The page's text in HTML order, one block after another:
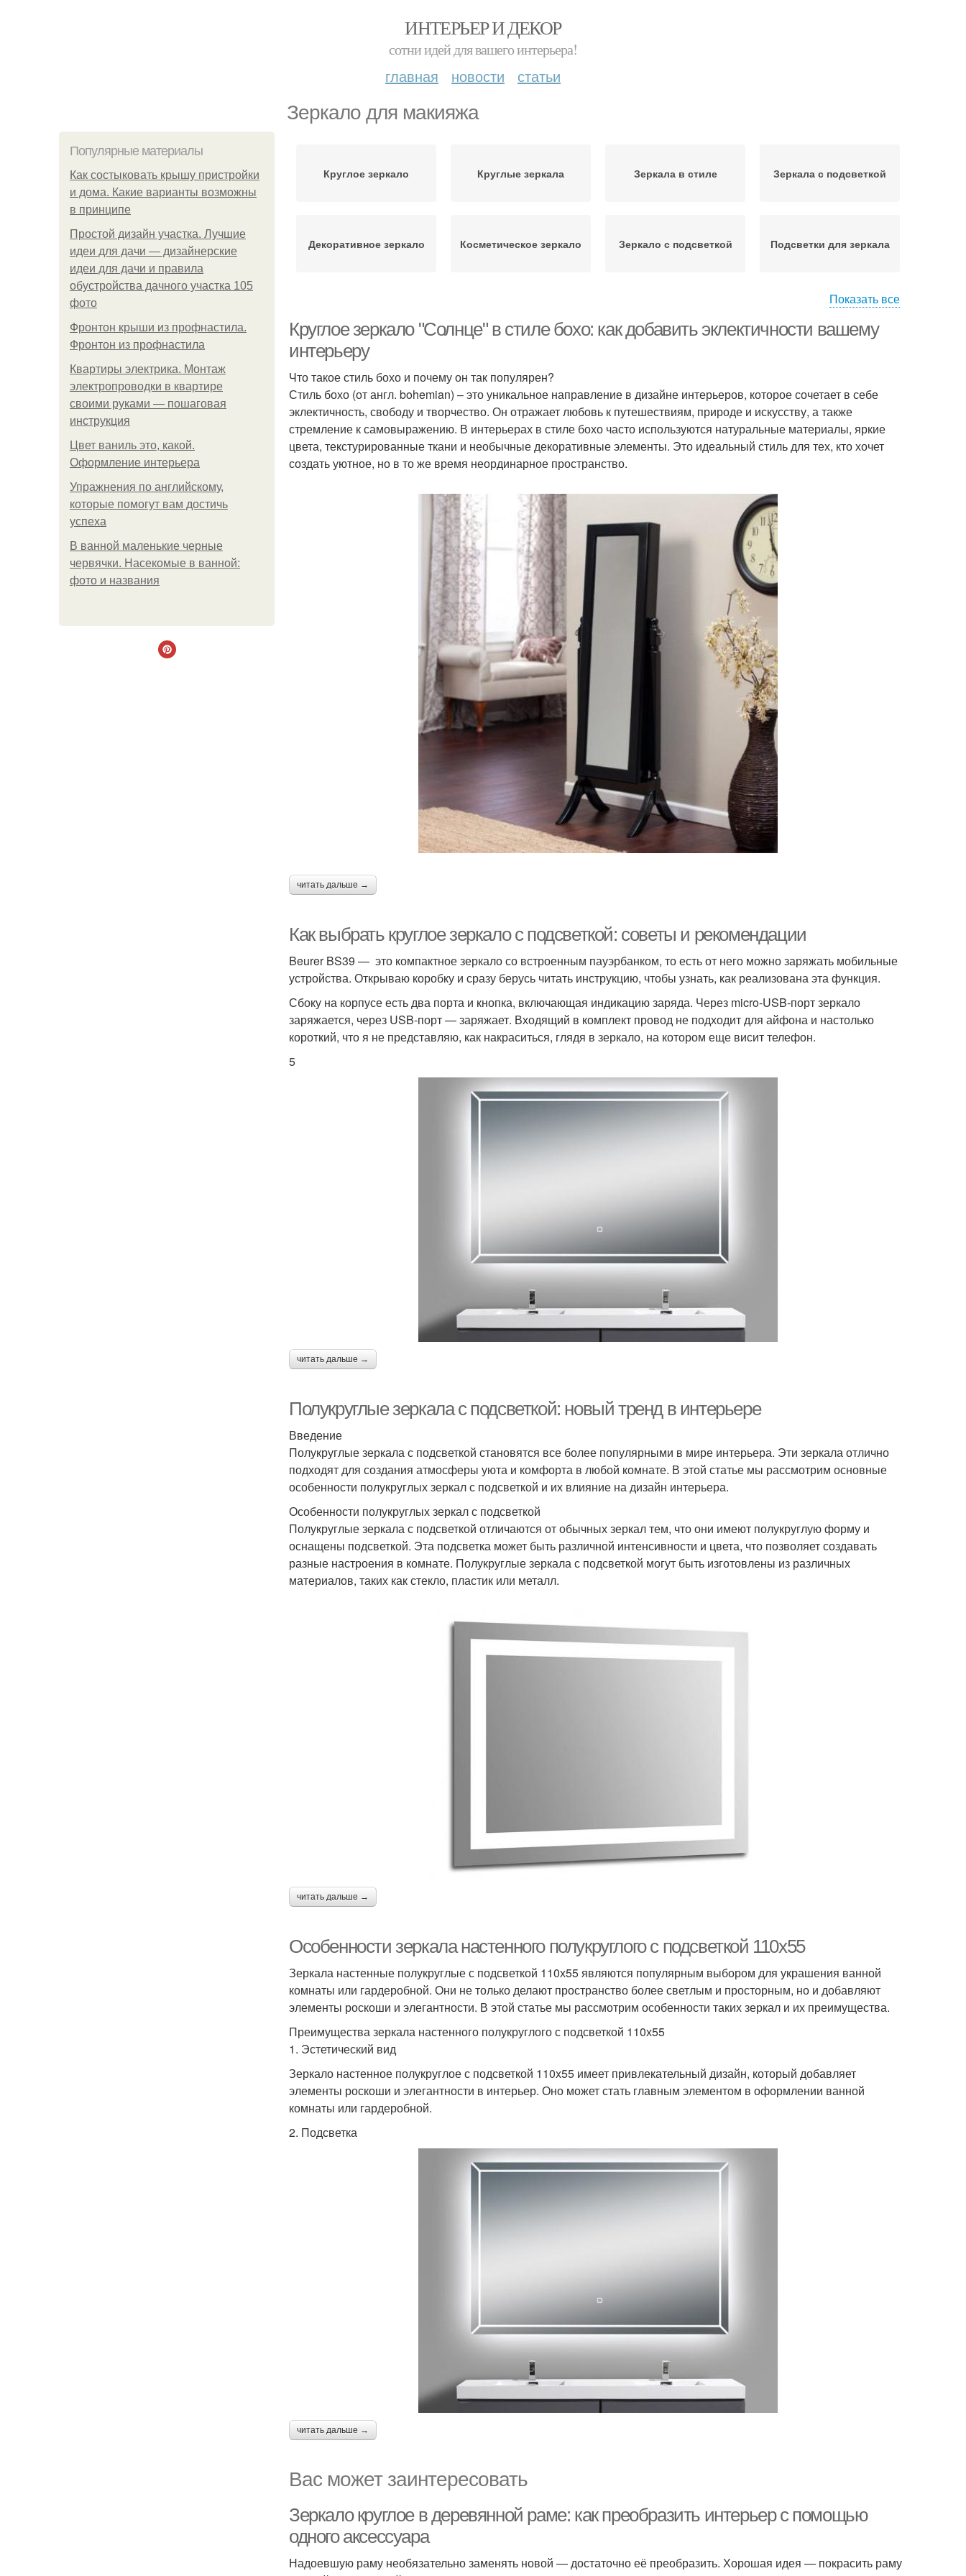
ИНТЕРЬЕР И ДЕКОР
сотни идей для вашего интерьера!
главная новости статьи
Зеркало для макияжа
Популярные материалы
Как состыковать крышу пристройки
и дома. Какие варианты возможны
в принципе
Простой дизайн участка. Лучшие
идеи для дачи — дизайнерские
идеи для дачи и правила
обустройства дачного участка 105
фото
Фронтон крыши из профнастила.
Фронтон из профнастила
Квартиры электрика. Монтаж
электропроводки в квартире
своими руками — пошаговая
инструкция
Цвет ваниль это, какой.
Оформление интерьера
Упражнения по английскому,
которые помогут вам достичь
успеха
В ванной маленькие черные
червячки. Насекомые в ванной:
фото и названия
Круглое зеркало Круглые зеркала Зеркала в стиле Зеркала с подсветкой
Декоративное зеркало Косметическое зеркало Зеркало с подсветкой Подсветки для зеркала
Показать все
Круглое зеркало "Солнце" в стиле бохо: как добавить эклектичности вашему
интерьеру
Что такое стиль бохо и почему он так популярен?
Стиль бохо (от англ. bohemian) – это уникальное направление в дизайне интерьеров, которое сочетает в себе
эклектичность, свободу и творчество. Он отражает любовь к путешествиям, природе и искусству, а также
стремление к самовыражению. В интерьерах в стиле бохо часто используются натуральные материалы, яркие
цвета, текстурированные ткани и необычные декоративные элементы. Это идеальный стиль для тех, кто хочет
создать уютное, но в то же время неординарное пространство.
читать дальше →
Как выбрать круглое зеркало с подсветкой: советы и рекомендации
Beurer BS39 — это компактное зеркало со встроенным пауэрбанком, то есть от него можно заряжать мобильные
устройства. Открываю коробку и сразу берусь читать инструкцию, чтобы узнать, как реализована эта функция.
Сбоку на корпусе есть два порта и кнопка, включающая индикацию заряда. Через micro-USB-порт зеркало
заряжается, через USB-порт — заряжает. Входящий в комплект провод не подходит для айфона и настолько
короткий, что я не представляю, как накраситься, глядя в зеркало, на котором еще висит телефон.
5
читать дальше →
Полукруглые зеркала с подсветкой: новый тренд в интерьере
Введение
Полукруглые зеркала с подсветкой становятся все более популярными в мире интерьера. Эти зеркала отлично
подходят для создания атмосферы уюта и комфорта в любой комнате. В этой статье мы рассмотрим основные
особенности полукруглых зеркал с подсветкой и их влияние на дизайн интерьера.
Особенности полукруглых зеркал с подсветкой
Полукруглые зеркала с подсветкой отличаются от обычных зеркал тем, что они имеют полукруглую форму и
оснащены подсветкой. Эта подсветка может быть различной интенсивности и цвета, что позволяет создавать
разные настроения в комнате. Полукруглые зеркала с подсветкой могут быть изготовлены из различных
материалов, таких как стекло, пластик или металл.
читать дальше →
Особенности зеркала настенного полукруглого с подсветкой 110х55
Зеркала настенные полукруглые с подсветкой 110х55 являются популярным выбором для украшения ванной
комнаты или гардеробной. Они не только делают пространство более светлым и просторным, но и добавляют
элементы роскоши и элегантности. В этой статье мы рассмотрим особенности таких зеркал и их преимущества.
Преимущества зеркала настенного полукруглого с подсветкой 110х55
1. Эстетический вид
Зеркало настенное полукруглое с подсветкой 110х55 имеет привлекательный дизайн, который добавляет
элементы роскоши и элегантности в интерьер. Оно может стать главным элементом в оформлении ванной
комнаты или гардеробной.
2. Подсветка
читать дальше →
Вас может заинтересовать
Зеркало круглое в деревянной раме: как преобразить интерьер с помощью
одного аксессуара
Надоевшую раму необязательно заменять новой — достаточно её преобразить. Хорошая идея — покрасить раму